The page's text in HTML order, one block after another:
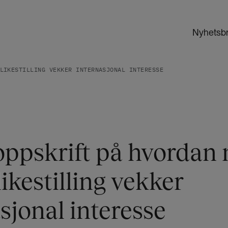
VEKKER INTERNASJONAL INTERESSE
på hvordan
vekker
interesse